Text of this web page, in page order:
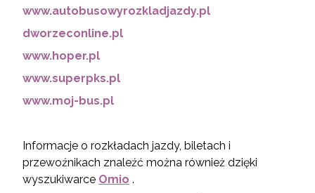
www.autobusowyrozkladjazdy.pl
dworzeconline.pl
www.hoper.pl
www.superpks.pl
www.moj-bus.pl
Informacje o rozkładach jazdy, biletach i
przewoźnikach znaleźć można również dzięki
wyszukiwarce Omio .